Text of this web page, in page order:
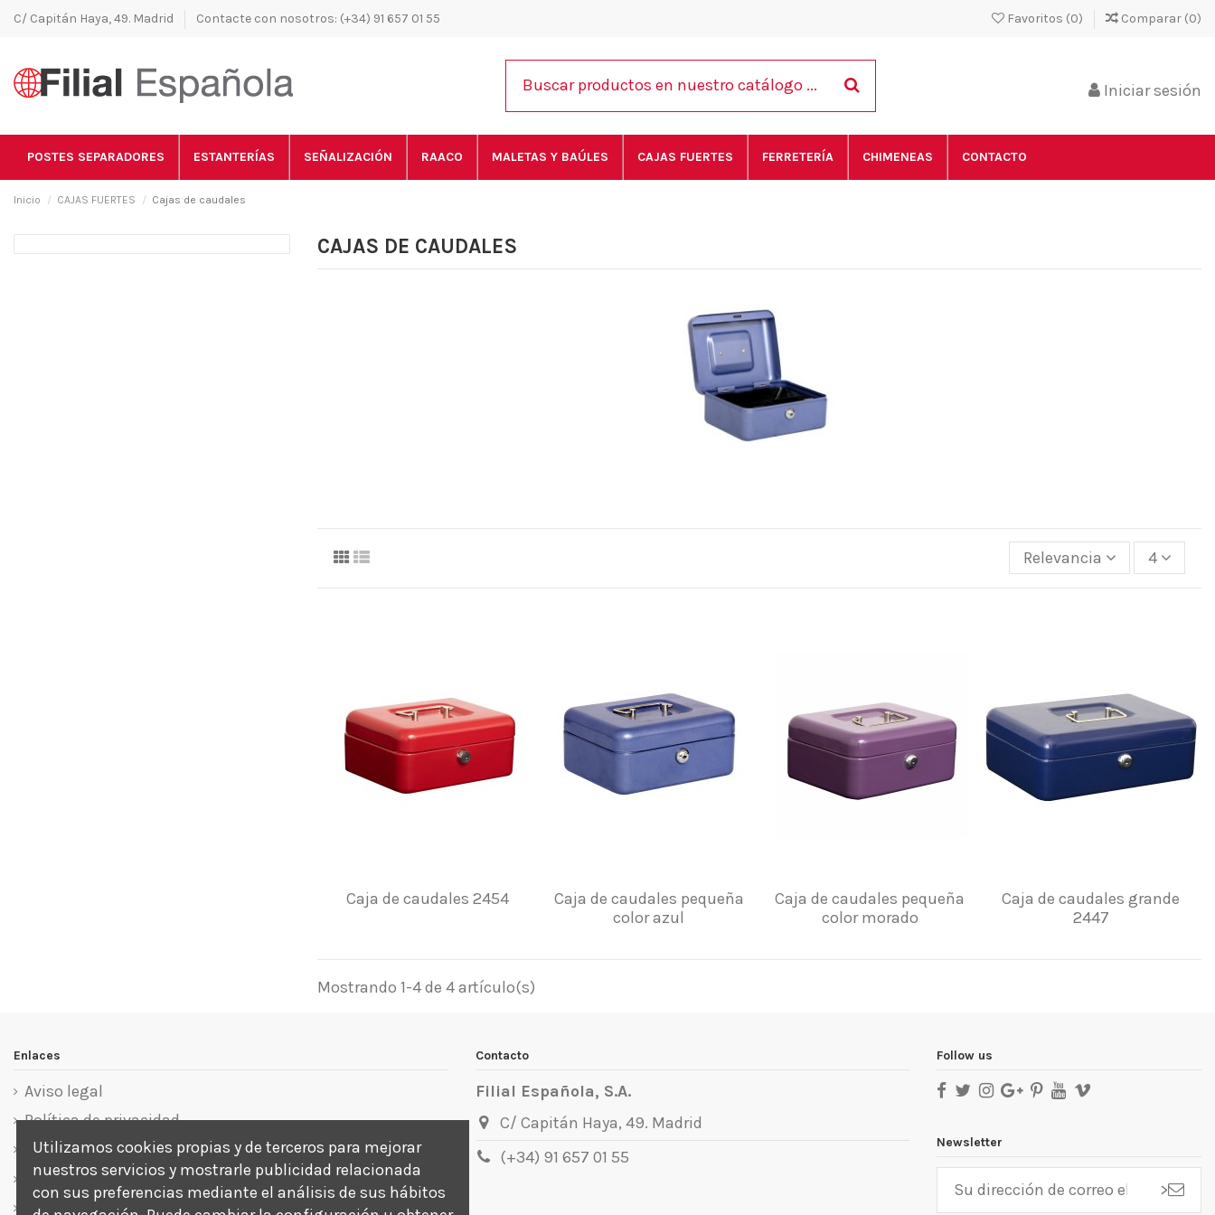
C/ Capitán Haya, 49. Madrid Contacte con nosotros: (+34) 91 657 01 55 Favoritos (0) Comparar (0)
Iniciar sesión
POSTES SEPARADORES ESTANTERÍAS SEÑALIZACIÓN RAACO MALETAS Y BAÚLES CAJAS FUERTES FERRETERÍA CHIMENEAS CONTACTO
Inicio CAJAS FUERTES Cajas de caudales
CAJAS DE CAUDALES
Relevancia 4
Caja de caudales 2454
Caja de caudales pequeña
color azul
Caja de caudales pequeña
color morado
Caja de caudales grande
2447
Mostrando 1-4 de 4 artículo(s)
Enlaces
Aviso legal
Política de privacidad
Política de cookies
Términos y condiciones
Sobre nosotros
Contacto
Filial Española, S.A.
C/ Capitán Haya, 49. Madrid
(+34) 91 657 01 55
Follow us
Newsletter
>
Utilizamos cookies propias y de terceros para mejorar
nuestros servicios y mostrarle publicidad relacionada
con sus preferencias mediante el análisis de sus hábitos